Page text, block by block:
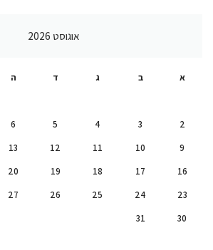
אוגוסט 2026
א ב ג ד ה
2
3
4
5
6
9
10
11
12
13
16
17
18
19
20
23
24
25
26
27
30
31